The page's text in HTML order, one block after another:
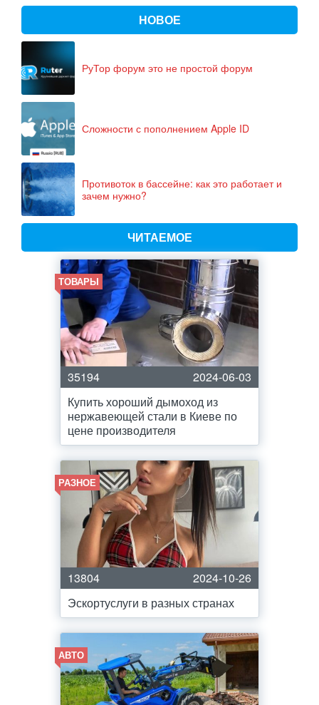
НОВОЕ
РуТор форум это не простой форум
Сложности с пополнением Apple ID
Противоток в бассейне: как это работает и
зачем нужно?
ЧИТАЕМОЕ
ТОВАРЫ
35194
2024-06-03
Купить хороший дымоход из
нержавеющей стали в Киеве по
цене производителя
РАЗНОЕ
13804
2024-10-26
Эскортуслуги в разных странах
АВТО